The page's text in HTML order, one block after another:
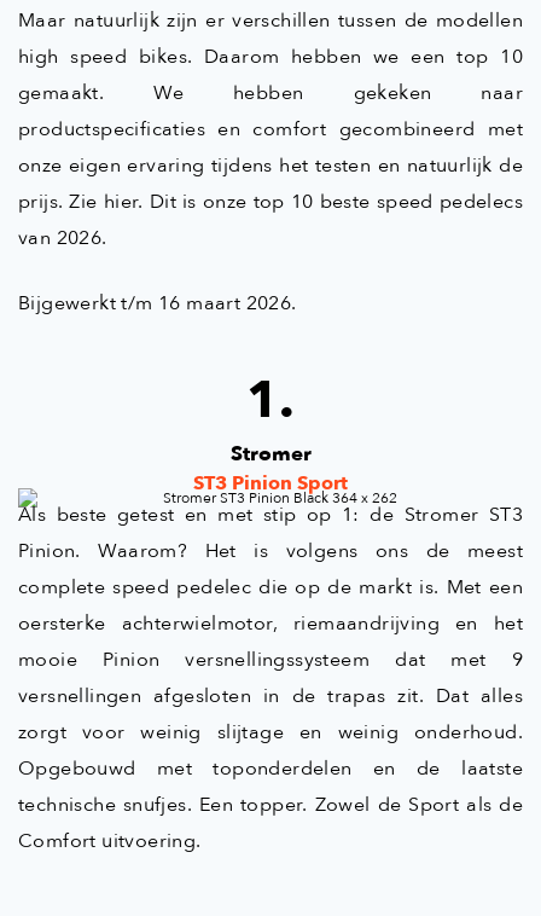
Maar natuurlijk zijn er verschillen tussen de modellen
high speed bikes. Daarom hebben we een top 10
gemaakt. We hebben gekeken naar
productspecificaties en comfort gecombineerd met
onze eigen ervaring tijdens het testen en natuurlijk de
prijs. Zie hier. Dit is onze top 10 beste speed pedelecs
van 2026.
Bijgewerkt t/m 16 maart 2026.
1.
Stromer
ST3 Pinion Sport
Als beste getest en met stip op 1: de Stromer ST3
Pinion. Waarom? Het is volgens ons de meest
complete speed pedelec die op de markt is. Met een
oersterke achterwielmotor, riemaandrijving en het
mooie Pinion versnellingssysteem dat met 9
versnellingen afgesloten in de trapas zit. Dat alles
zorgt voor weinig slijtage en weinig onderhoud.
Opgebouwd met toponderdelen en de laatste
technische snufjes. Een topper. Zowel de Sport als de
Comfort uitvoering.